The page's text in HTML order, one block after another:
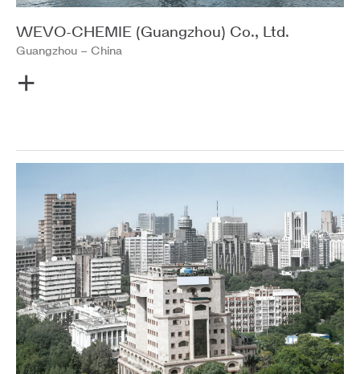
WEVO-CHEMIE (Guangzhou) Co., Ltd.
Guangzhou – China